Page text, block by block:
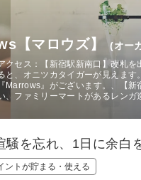
【マロウズ】 (オー
クセス：【新宿駅新南口】改札
と、オニツカタイガーが見えま
『Marrows』がございます。、【
、ファミリーマートがあるレン
騒を忘れ、1日に余白
ントが貯まる・使える